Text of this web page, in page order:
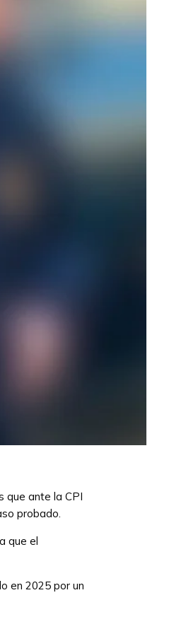
que ante la CPI
probado.
que el
en 2025 por un